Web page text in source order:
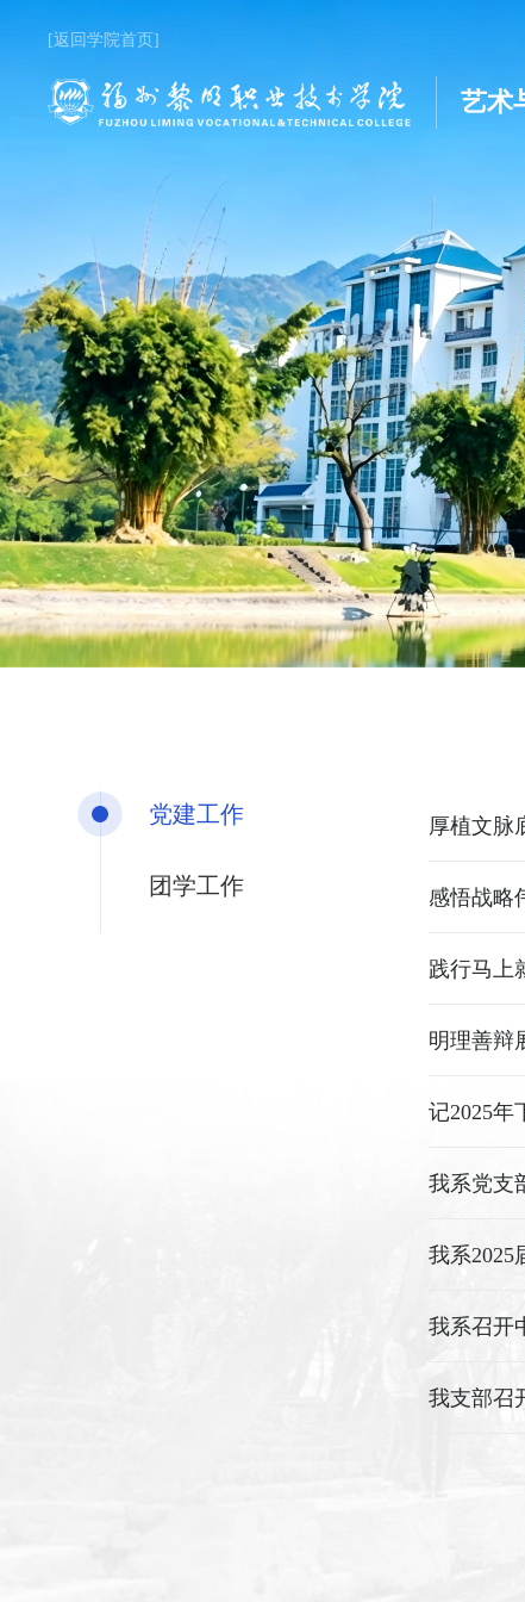
[返回学院首页]
艺术
党建工作
团学工作
厚植文脉
践行马上
明理善辩
记2025年
我系党支
我系2025
我系召开
我支部召